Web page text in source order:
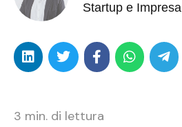
Startup e Impresa
3 min. di lettura